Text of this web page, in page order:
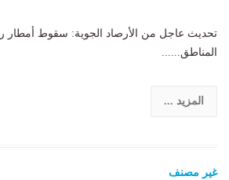
تحديث عاجل من الأرصاد الجوية: سقوط أمطار
المناطق......
المزيد ...
غير مصنف